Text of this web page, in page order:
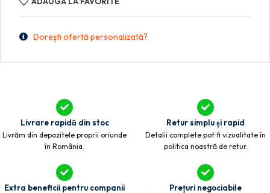
Dorești ofertă personalizată?
Livrare rapidă din stoc
Livrăm din depozitele proprii oriunde
în România.
Retur simplu și rapid
Detalii complete pot fi vizualitate în
politica noastră de retur.
Extra beneficii pentru companii Prețuri negociabile